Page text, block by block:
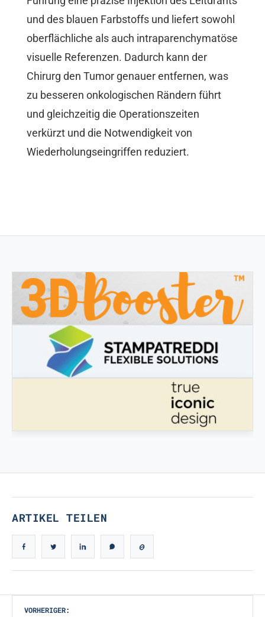
und des blauen Farbstoffs und liefert sowohl
oberflächliche als auch intraparenchymatöse
visuelle Referenzen. Dadurch kann der
Chirurg den Tumor genauer entfernen, was
zu besseren onkologischen Rändern führt
und gleichzeitig die Operationszeiten
verkürzt und die Notwendigkeit von
Wiederholungseingriffen reduziert.
3DBOOSTER
3DBooster - Innovative Produkte für den 3D-Druck
ARTIKEL TEILEN
Beitragsnavigation
VORHERIGER: